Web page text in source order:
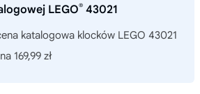
LEGO® 43021
katalogowa klocków LEGO 43021
169,99 zł